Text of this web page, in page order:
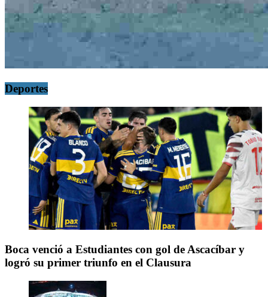
Deportes
Boca venció a Estudiantes con gol de Ascacíbar y
logró su primer triunfo en el Clausura